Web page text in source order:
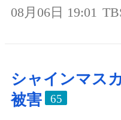
08月06日 19:01
シャインマス
被害
65